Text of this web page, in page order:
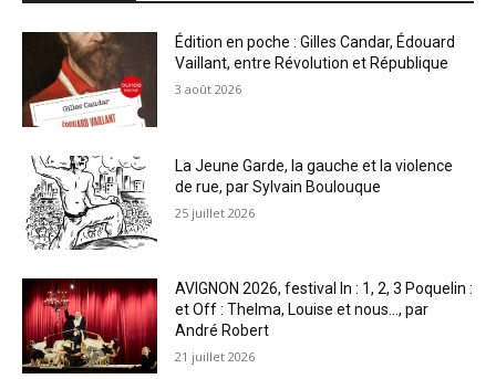
Édition en poche : Gilles Candar, Édouard
Vaillant, entre Révolution et République
3 août 2026
La Jeune Garde, la gauche et la violence
de rue, par Sylvain Boulouque
25 juillet 2026
AVIGNON 2026, festival In : 1, 2, 3 Poquelin :
et Off : Thelma, Louise et nous…, par
André Robert
21 juillet 2026